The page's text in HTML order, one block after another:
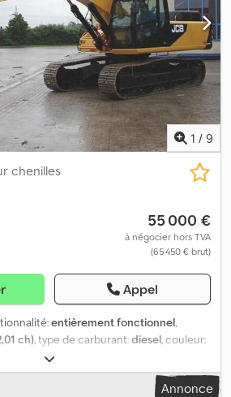
1 / 9
chenilles
55 000 €
à négocier hors TVA
(65 450 € brut)
Appel
entièrement fonctionnel,
ch), type de carburant:diesel, couleur:
, poids en ordre de marche:
, état de la chaîne:50
, prochaineAnnonce